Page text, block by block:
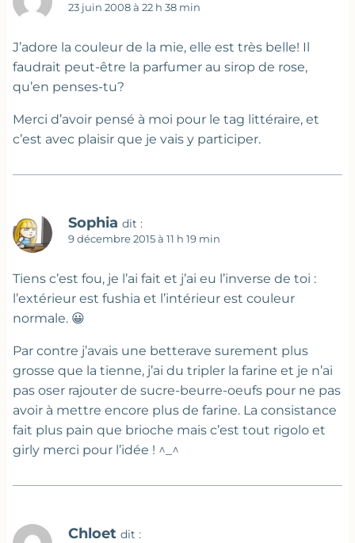
23 juin 2008 à 22 h 38 min
J’adore la couleur de la mie, elle est très belle! Il
faudrait peut-être la parfumer au sirop de rose,
qu’en penses-tu?
Merci d’avoir pensé à moi pour le tag littéraire, et
c’est avec plaisir que je vais y participer.
Sophia dit :
9 décembre 2015 à 11 h 19 min
Tiens c’est fou, je l’ai fait et j’ai eu l’inverse de toi :
l’extérieur est fushia et l’intérieur est couleur
normale. 😀
Par contre j’avais une betterave surement plus
grosse que la tienne, j’ai du tripler la farine et je n’ai
pas oser rajouter de sucre-beurre-oeufs pour ne pas
avoir à mettre encore plus de farine. La consistance
fait plus pain que brioche mais c’est tout rigolo et
girly merci pour l’idée ! ^_^
Chloet dit :